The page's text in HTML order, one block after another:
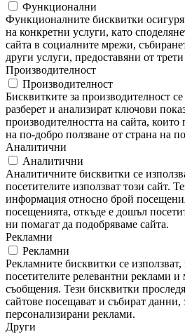
Функционални
Функционалните бисквитки
на конкретни услуги, като
сайта в социалните мрежи,
други услуги, предоставяни от
Производителност
Производителност
Бисквитките за производителност се
разберет и анализират ключови
производителността на сайта, които
на по-добро ползване от страна на
Аналитични
Аналитични
Аналитичните бисквитки се
посетителите използват този сайт.
информация относно брой
посещенията, откъде е дошъл
ни помагат да подобряваме сайта.
Рекламни
Рекламни
Рекламните бисквитки се използват,
посетителите релевантни реклами и
съобщения. Тези бисквитки
сайтове посещават и събират данни,
персонализирани реклами.
Други